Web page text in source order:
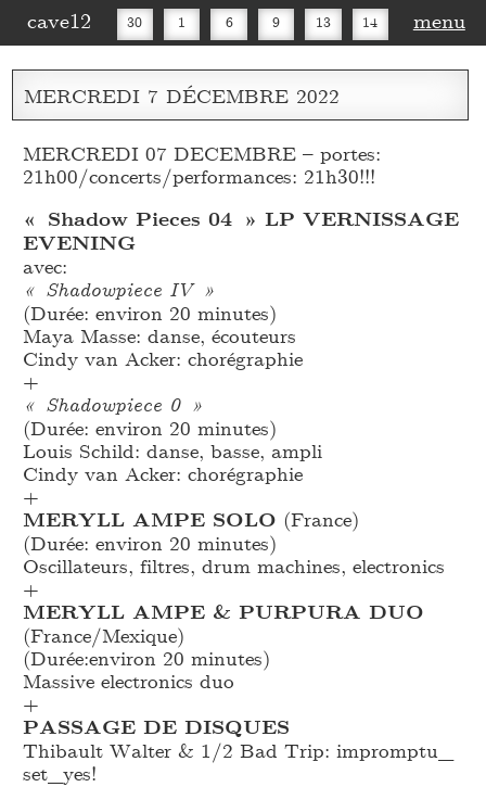
cave12 30 1 6 9 13 14
16 20 27 30
menu
MERCREDI 7 DÉCEMBRE 2022
MERCREDI 07 DECEMBRE – portes:
21h00/concerts/performances: 21h30!!!
« Shadow Pieces 04 » LP VERNISSAGE
EVENING
avec:
« Shadowpiece IV »
(Durée: environ 20 minutes)
Maya Masse: danse, écouteurs
Cindy van Acker: chorégraphie
+
« Shadowpiece 0 »
(Durée: environ 20 minutes)
Louis Schild: danse, basse, ampli
Cindy van Acker: chorégraphie
+
MERYLL AMPE SOLO (France)
(Durée: environ 20 minutes)
Oscillateurs, filtres, drum machines, electronics
+
MERYLL AMPE & PURPURA DUO
(France/Mexique)
(Durée:environ 20 minutes)
Massive electronics duo
+
PASSAGE DE DISQUES
Thibault Walter & 1/2 Bad Trip: impromptu_
set_yes!